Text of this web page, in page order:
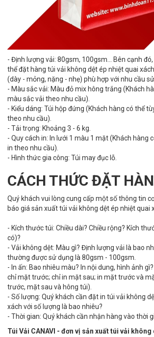
- Định lượng vải: 80gsm, 100gsm… Bên cạnh
thể đặt hàng túi vải không dệt ép nhiệt quai
(dày - mỏng, nặng - nhẹ) phù hợp với nhu cầu
- Màu sắc vải: Màu đỏ mix hông trắng (Khách
màu sắc vải theo nhu cầu).
- Kiểu dáng: Túi hộp đứng (Khách hàng có thể
theo nhu cầu).
- Tải trọng: Khoảng 3 - 6 kg.
- Quy cách in: In lưới 1 màu 1 mặt (Khách hàng
in theo nhu cầu).
- Hình thức gia công: Túi may đục lỗ.
CÁCH THỨC ĐẶT
Quý khách vui lòng cung cấp một số thông tin
báo giá sản xuất túi vải không dệt ép nhiệt quai
- Kích thước túi: Chiều dài? Chiều rộng? Kích
có)?
- Vải không dệt: Màu gì? Định lượng vải là bao
thường được sử dụng là 80gsm - 100gsm.
- In ấn: Bao nhiêu màu? In nội dung, hình ảnh
chỉ mặt trước; chỉ in mặt sau; in mặt trước và
trước, mặt sau và hông túi).
- Số lượng: Quý khách cần đặt in túi vải không
xách với số lượng là bao nhiêu?
- Thời gian: Quý khách cần nhận hàng vào thời
Túi Vải CANAVI - đơn vị sản xuất túi vải